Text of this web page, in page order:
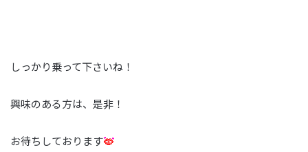
しっかり乗って下さいね！
興味のある方は、是非！
お待ちしております